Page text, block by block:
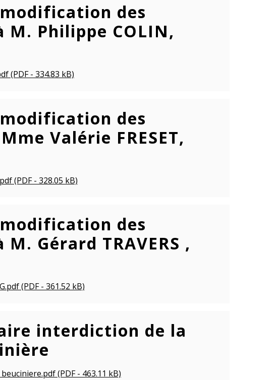
des
Philippe COLIN,
(PDF - 334.83 kB)
des
Valérie FRESET,
(PDF - 328.05 kB)
des
Gérard TRAVERS ,
(PDF - 361.52 kB)
interdiction de la
(PDF - 463.11 kB)